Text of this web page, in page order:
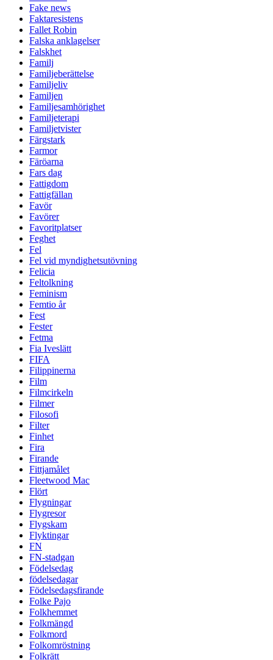
Fake news
Faktaresistens
Fallet Robin
Falska anklagelser
Falskhet
Familj
Familjeberättelse
Familjeliv
Familjen
Familjesamhörighet
Familjeterapi
Familjetvister
Färgstark
Farmor
Färöarna
Fars dag
Fattigdom
Fattigfällan
Favör
Favörer
Favoritplatser
Feghet
Fel
Fel vid myndighetsutövning
Felicia
Feltolkning
Feminism
Femtio år
Fest
Fester
Fetma
Fia Iveslätt
FIFA
Filippinerna
Film
Filmcirkeln
Filmer
Filosofi
Filter
Finhet
Fira
Firande
Fittjamålet
Fleetwood Mac
Flört
Flygningar
Flygresor
Flygskam
Flyktingar
FN
FN-stadgan
Födelsedag
födelsedagar
Födelsedagsfirande
Folke Pajo
Folkhemmet
Folkmängd
Folkmord
Folkomröstning
Folkrätt